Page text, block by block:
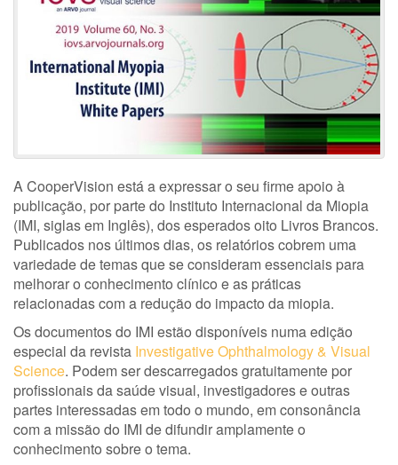
A CooperVision está a expressar o seu firme apoio à
publicação, por parte do Instituto Internacional da Miopia
(IMI, siglas em Inglês), dos esperados oito Livros Brancos.
Publicados nos últimos dias, os relatórios cobrem uma
variedade de temas que se consideram essenciais para
melhorar o conhecimento clínico e as práticas
relacionadas com a redução do impacto da miopia.
Os documentos do IMI estão disponíveis numa edição
especial da revista Investigative Ophthalmology & Visual
Science. Podem ser descarregados gratuitamente por
profissionais da saúde visual, investigadores e outras
partes interessadas em todo o mundo, em consonância
com a missão do IMI de difundir amplamente o
conhecimento sobre o tema.